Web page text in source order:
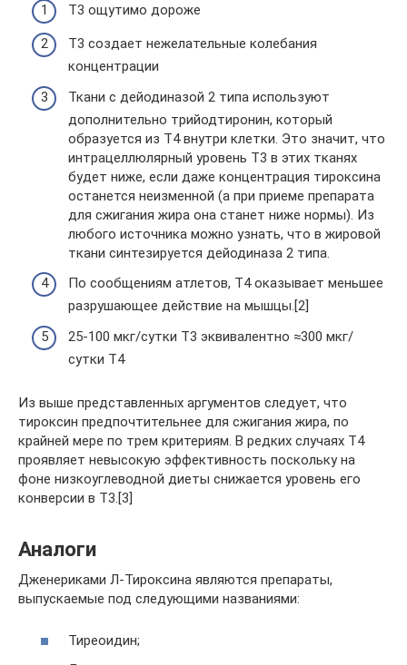
Т3 ощутимо дороже
Т3 создает нежелательные колебания
концентрации
Ткани с дейодиназой 2 типа используют
дополнительно трийодтиронин, который
образуется из Т4 внутри клетки. Это значит, что
интрацеллюлярный уровень Т3 в этих тканях
будет ниже, если даже концентрация тироксина
останется неизменной (а при приеме препарата
для сжигания жира она станет ниже нормы). Из
любого источника можно узнать, что в жировой
ткани синтезируется дейодиназа 2 типа.
По сообщениям атлетов, Т4 оказывает меньшее
разрушающее действие на мышцы.[2]
25-100 мкг/сутки Т3 эквивалентно ≈300 мкг/
сутки Т4
Из выше представленных аргументов следует, что
тироксин предпочтительнее для сжигания жира, по
крайней мере по трем критериям. В редких случаях Т4
проявляет невысокую эффективность поскольку на
фоне низкоуглеводной диеты снижается уровень его
конверсии в Т3.[3]
Аналоги
Дженериками Л-Тироксина являются препараты,
выпускаемые под следующими названиями:
Тиреоидин;